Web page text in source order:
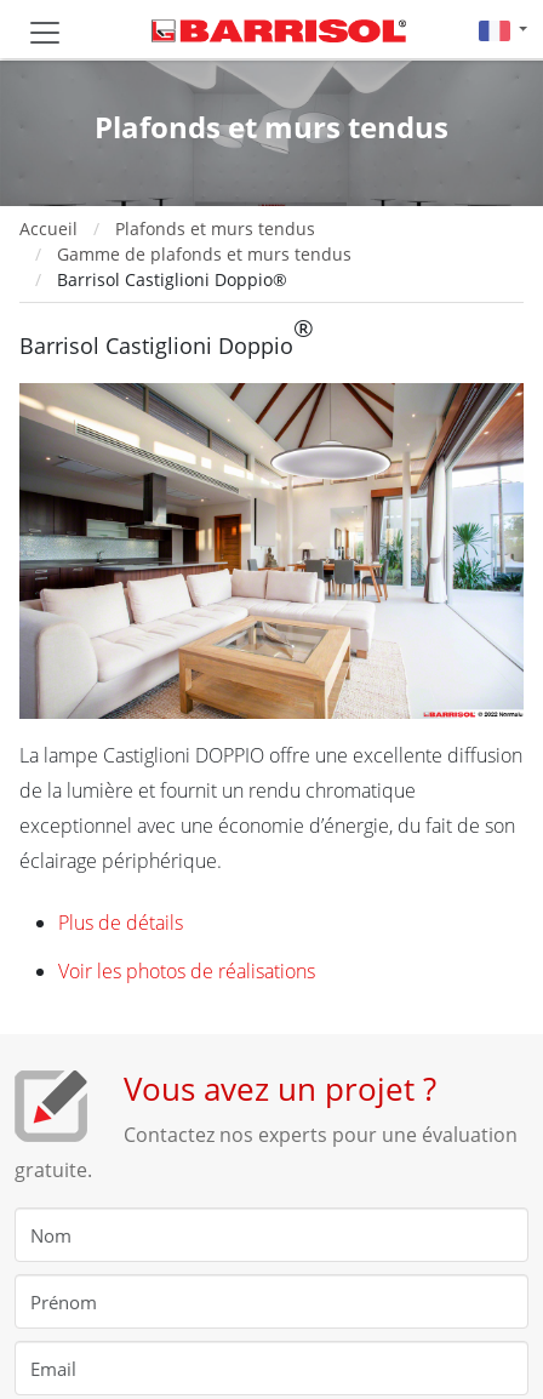
Plafonds et murs tendus
Accueil
Plafonds et murs tendus
Gamme de plafonds et murs tendus
Barrisol Castiglioni Doppio®
Barrisol Castiglioni Doppio
®
La lampe Castiglioni DOPPIO offre une excellente diffusion
de la lumière et fournit un rendu chromatique
exceptionnel avec une économie d’énergie, du fait de son
éclairage périphérique.
Plus de détails
Voir les photos de réalisations
Vous avez un projet ?
Contactez nos experts pour une évaluation
gratuite.